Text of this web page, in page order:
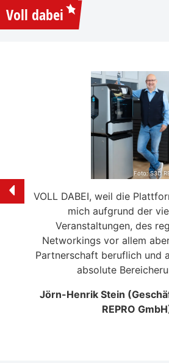
Voll dabei
zu
VOLL DABEI, weil die
mich aufgrund der
Veranstaltungen, des
Networkings vor allem
Partnerschaft beruflich und
absolute
Jörn-Henrik Stein
REPRO
Foto: S3D